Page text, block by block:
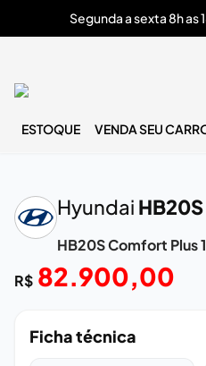
Segunda a sexta 8h as
ESTOQUE VENDA SEU
Hyundai HB20S
HB20S Comfort Plus
R$ 82.900,00
Ficha técnica